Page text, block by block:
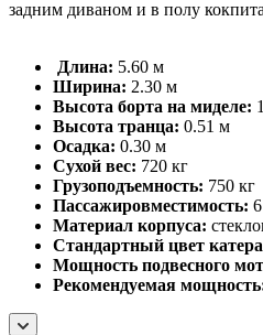
задним диваном и в полу
Длина: 5.60 м
Ширина: 2.30 м
Высота борта на миделе:
Высота транца: 0.51 м
Осадка: 0.30 м
Сухой вес: 720 кг
Грузоподъемность: 750 кг
Пассажировместимость:
Материал корпуса:
Стандартный цвет
Мощность подвесного
Рекомендуемая